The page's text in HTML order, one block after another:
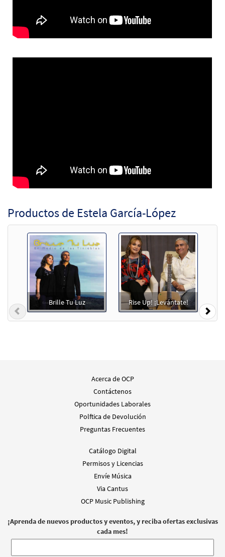
Productos de Estela García-López
Brille Tu Luz Rise Up! ¡Levántate!
Previous
Acerca de OCP
Contáctenos
Oportunidades Laborales
Polftica de Devolución
Preguntas Frecuentes
Catálogo Digital
Permisos y Licencias
Envíe Música
Via Cantus
OCP Music Publishing
¡Aprenda de nuevos productos y eventos, y reciba ofertas exclusivas
cada mes!